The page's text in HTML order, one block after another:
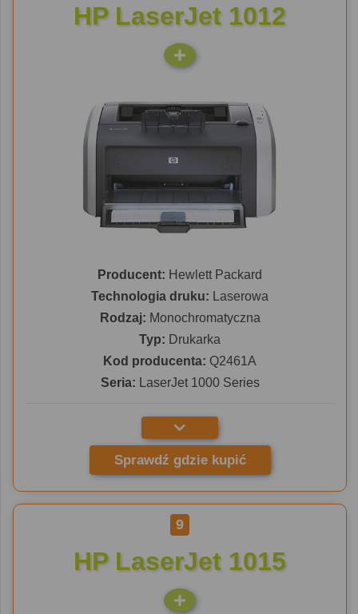
HP LaserJet 1012
Producent: Hewlett Packard
Technologia druku: Laserowa
Rodzaj: Monochromatyczna
Typ: Drukarka
Kod producenta: Q2461A
Seria: LaserJet 1000 Series
Sprawdź gdzie kupić
9
HP LaserJet 1015